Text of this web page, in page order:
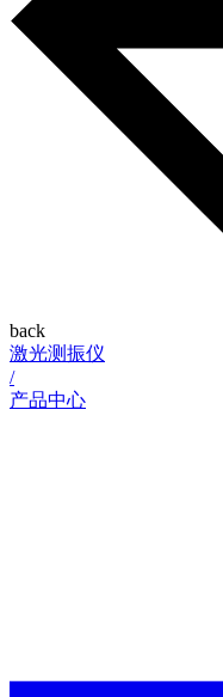
back
激光测振仪
/
产品中心